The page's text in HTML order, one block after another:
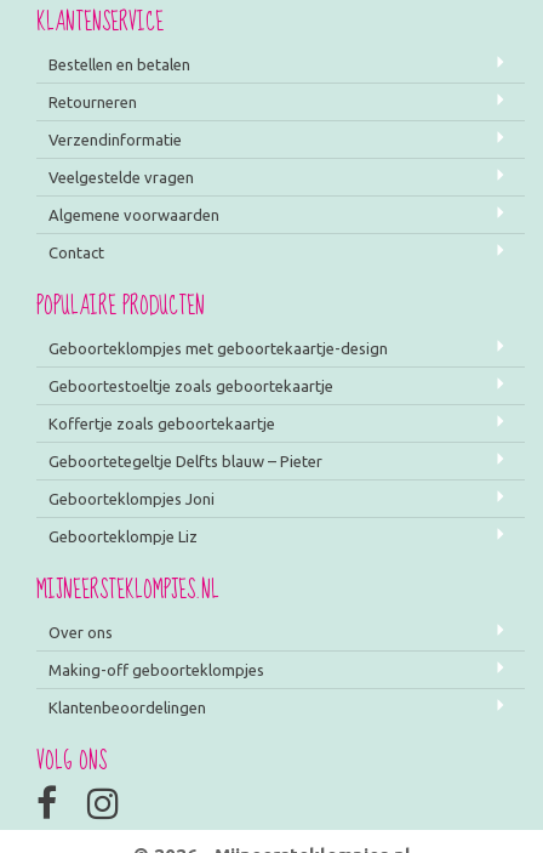
KLANTENSERVICE
Bestellen en betalen
Retourneren
Verzendinformatie
Veelgestelde vragen
Algemene voorwaarden
Contact
POPULAIRE PRODUCTEN
Geboorteklompjes met geboortekaartje-design
Geboortestoeltje zoals geboortekaartje
Koffertje zoals geboortekaartje
Geboortetegeltje Delfts blauw – Pieter
Geboorteklompjes Joni
Geboorteklompje Liz
MIJNEERSTEKLOMPJES.NL
Over ons
Making-off geboorteklompjes
Klantenbeoordelingen
VOLG ONS